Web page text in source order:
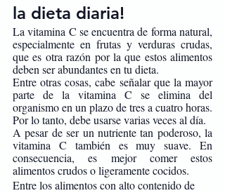
la dieta diaria!
La vitamina C se encuentra de forma natural,
especialmente en frutas y verduras crudas,
que es otra razón por la que estos alimentos
deben ser abundantes en tu dieta.
Entre otras cosas, cabe señalar que la mayor
parte de la vitamina C se elimina del
organismo en un plazo de tres a cuatro horas.
Por lo tanto, debe usarse varias veces al día.
A pesar de ser un nutriente tan poderoso, la
vitamina C también es muy suave. En
consecuencia, es mejor comer estos
alimentos crudos o ligeramente cocidos.
Entre los alimentos con alto contenido de